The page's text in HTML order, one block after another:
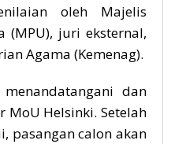
oleh Majelis
(MPU), juri eksternal,
Agama (Kemenag).
dan
Helsinki. Setelah
pasangan calon akan